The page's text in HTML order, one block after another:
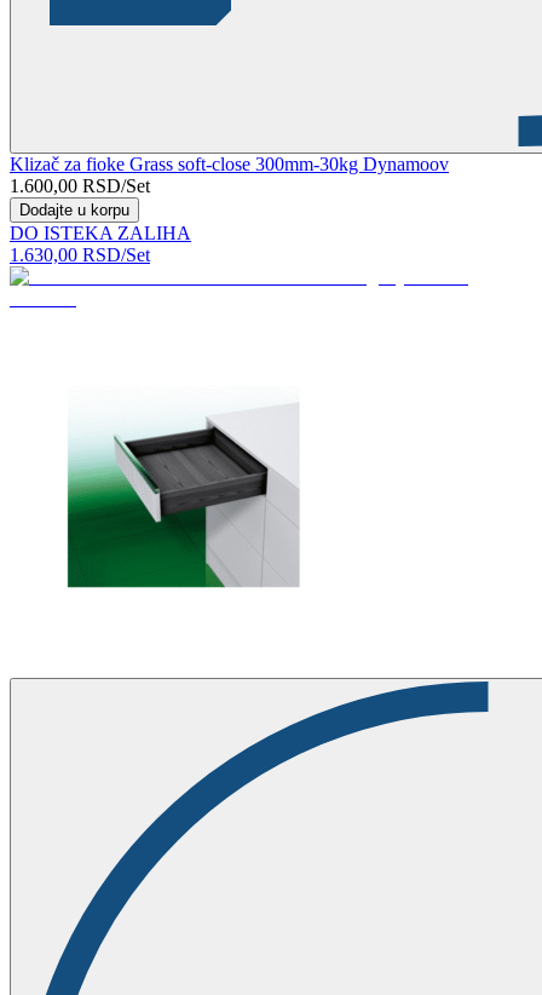
Klizač za fioke Grass soft-close 300mm-30kg Dynamoov
1.600,00 RSD/Set
Dodajte u korpu
DO ISTEKA ZALIHA
1.630,00 RSD/Set